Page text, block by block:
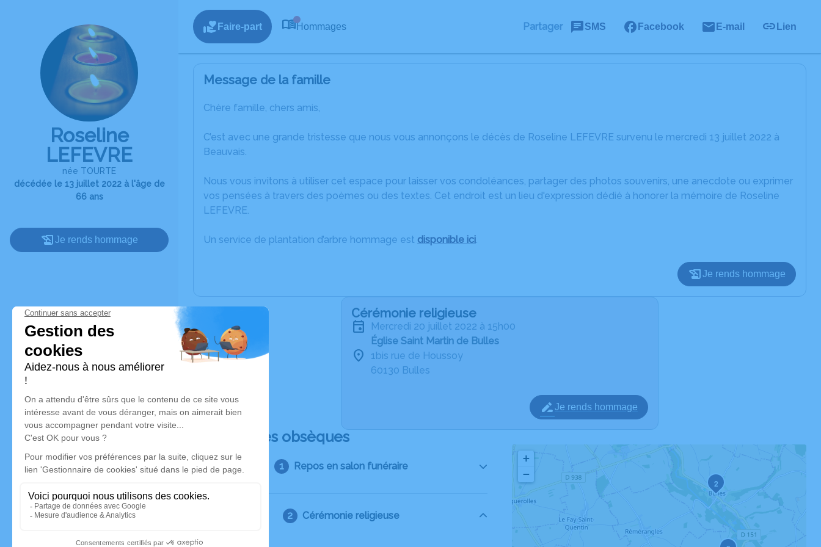
Roseline
LEFEVRE
née TOURTE
décédée le 13 juillet 2022 à l'âge de
66 ans
Je rends hommage
Faire-part Hommages Partager SMS Facebook E-mail Lien
Message de la famille
Chère famille, chers amis,
C’est avec une grande tristesse que nous vous annonçons le décès de Roseline LEFEVRE survenu le mercredi 13 juillet 2022 à
Beauvais.
Nous vous invitons à utiliser cet espace pour laisser vos condoléances, partager des photos souvenirs, une anecdote ou exprimer
vos pensées à travers des poèmes ou des textes. Cet endroit est un lieu d'expression dédié à honorer la mémoire de Roseline
LEFEVRE.
Un service de plantation d’arbre hommage est disponible ici.
Je rends hommage
Cérémonie religieuse
mercredi 20 juillet 2022 à 15h00
Église Saint Martin de Bulles
1bis rue de Houssoy
60130 Bulles
Je rends hommage
Déroulé des obsèques
Repos en salon funéraire
Cérémonie religieuse
2
+
−